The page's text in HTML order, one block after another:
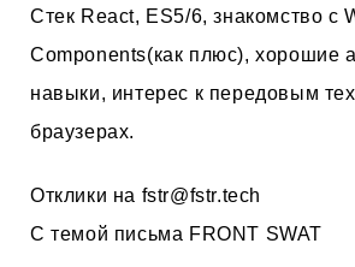
Стек React, ES5/6, знакомство с
Components(как плюс), хорошие
навыки, интерес к передовым
браузерах.
Отклики на fstr@fstr.tech
C темой письма FRONT SWAT